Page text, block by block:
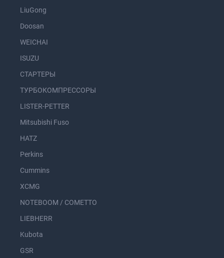
LiuGong
Doosan
WEICHAI
ISUZU
СТАРТЕРЫ
ТУРБОКОМПРЕССОРЫ
LISTER-PETTER
Mitsubishi Fuso
HATZ
Perkins
Cummins
XCMG
NOTEBOOM / COMETTO
LIEBHERR
Kubota
GSR